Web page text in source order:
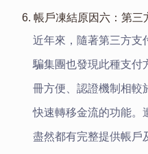
6. 帳戶凍結原因六：第三
近年來，隨著第三方支
騙集團也發現此種支付
冊方便、認證機制相較
快速轉移金流的功能。
盡然都有完整提供帳戶